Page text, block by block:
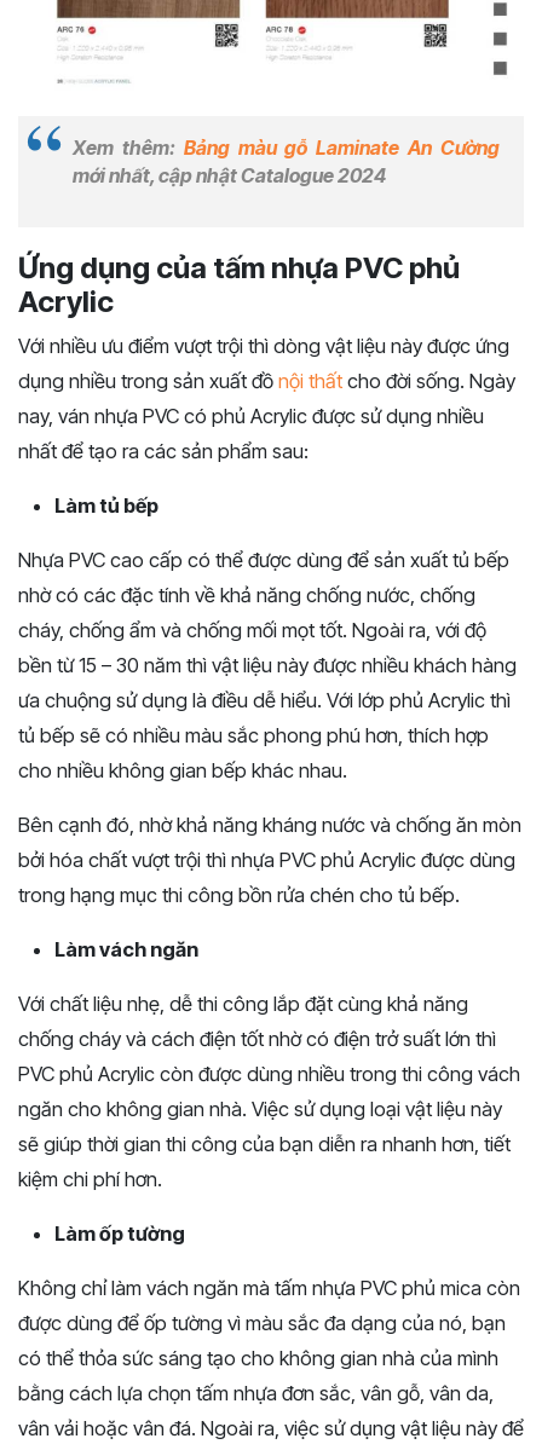
Xem thêm: Bảng màu gỗ Laminate An Cường
mới nhất, cập nhật Catalogue 2024
Ứng dụng của tấm nhựa PVC phủ
Acrylic
Với nhiều ưu điểm vượt trội thì dòng vật liệu này được ứng
dụng nhiều trong sản xuất đồ nội thất cho đời sống. Ngày
nay, ván nhựa PVC có phủ Acrylic được sử dụng nhiều
nhất để tạo ra các sản phẩm sau:
Làm tủ bếp
Nhựa PVC cao cấp có thể được dùng để sản xuất tủ bếp
nhờ có các đặc tính về khả năng chống nước, chống
cháy, chống ẩm và chống mối mọt tốt. Ngoài ra, với độ
bền từ 15 – 30 năm thì vật liệu này được nhiều khách hàng
ưa chuộng sử dụng là điều dễ hiểu. Với lớp phủ Acrylic thì
tủ bếp sẽ có nhiều màu sắc phong phú hơn, thích hợp
cho nhiều không gian bếp khác nhau.
Bên cạnh đó, nhờ khả năng kháng nước và chống ăn mòn
bởi hóa chất vượt trội thì nhựa PVC phủ Acrylic được dùng
trong hạng mục thi công bồn rửa chén cho tủ bếp.
Làm vách ngăn
Với chất liệu nhẹ, dễ thi công lắp đặt cùng khả năng
chống cháy và cách điện tốt nhờ có điện trở suất lớn thì
PVC phủ Acrylic còn được dùng nhiều trong thi công vách
ngăn cho không gian nhà. Việc sử dụng loại vật liệu này
sẽ giúp thời gian thi công của bạn diễn ra nhanh hơn, tiết
kiệm chi phí hơn.
Làm ốp tường
Không chỉ làm vách ngăn mà tấm nhựa PVC phủ mica còn
được dùng để ốp tường vì màu sắc đa dạng của nó, bạn
có thể thỏa sức sáng tạo cho không gian nhà của mình
bằng cách lựa chọn tấm nhựa đơn sắc, vân gỗ, vân da,
vân vải hoặc vân đá. Ngoài ra, việc sử dụng vật liệu này để